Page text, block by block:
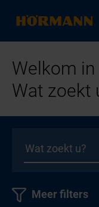
Welkom
Wat zoekt
Meer filters